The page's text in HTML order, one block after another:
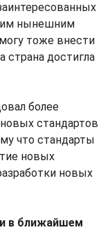
нынешним
тоже внести
страна достигла
более
стандартов
что стандарты
новых
новых
в ближайшем